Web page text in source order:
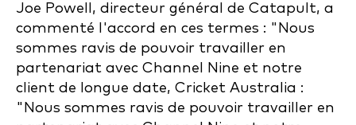
Joe Powell, directeur général de Catapult, a
commenté l'accord en ces termes : "Nous
sommes ravis de pouvoir travailler en
partenariat avec Channel Nine et notre
client de longue date, Cricket Australia :
"Nous sommes ravis de pouvoir travailler en